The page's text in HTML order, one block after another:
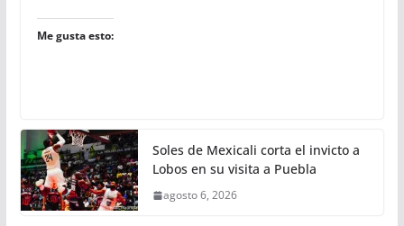
Me gusta esto:
Soles de Mexicali corta el invicto a
Lobos en su visita a Puebla
agosto 6, 2026